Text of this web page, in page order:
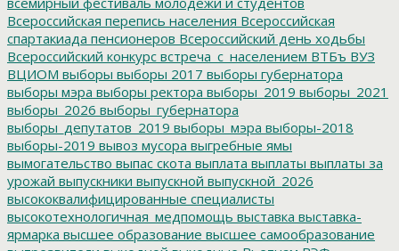
Всероссийская перепись населения Всероссийская
спартакиада пенсионеров Всероссийский день ходьбы
Всероссийский конкурс встреча_с_населением ВТБъ ВУЗ
ВЦИОМ выборы выборы 2017 выборы губернатора
выборы мэра выборы ректора выборы_2019 выборы_2021
выборы_2026 выборы_губернатора
выборы_депутатов_2019 выборы_мэра выборы-2018
выборы-2019 вывоз мусора выгребные ямы
вымогательство выпас скота выплата выплаты выплаты за
урожай выпускники выпускной выпускной_2026
высококвалифицированные специалисты
высокотехнологичная_медпомощь выставка выставка-
ярмарка высшее образование высшее самообразование